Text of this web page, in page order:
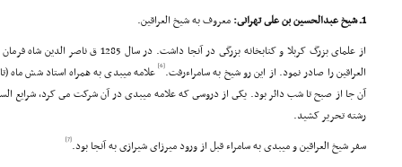
1ـ شیخ عبدالحسین بن على تهرانى:
معروف به شیخ العراقین.
از علماى بزرگ کربلا و کتابخانه بزرگى در
العراقین را صادر نمود. از این رو شیخ به سامراءرفت.[6] علامه میبدى به همراه استاد شش ماه
آن جا از صبح تا شب دائر بود. یکى از دروسى که علامه میبدى در آن شرکت مى کرد، شرایع
رشته تحریر کشید.
سفر شیخ العراقین و میبدى به سامراء قبل از ورود میرزاى شیرازى به آنجا بود.[7]